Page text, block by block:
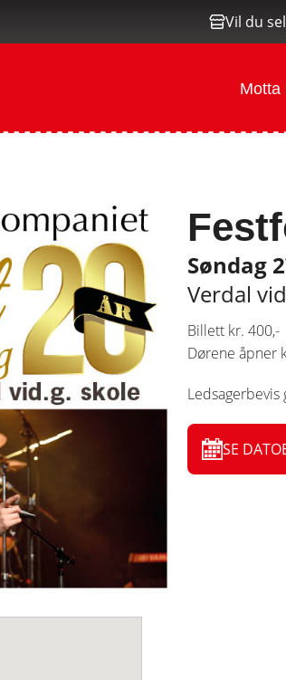
Vil du
Motta
Søndag
Verdal
Billett kr. 400,-
Dørene åpner
Ledsagerbevis
SE